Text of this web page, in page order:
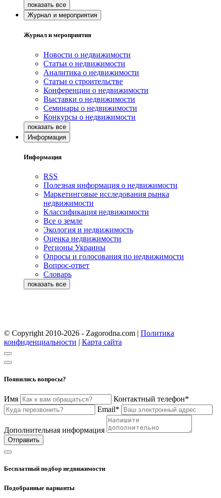
Журнал и мероприятия
Журнал и мероприятия
Новости о недвижимости
Статьи о недвижимости
Аналитика о недвижимости
Статьи о строительстве
Конференции о недвижимости
Выставки о недвижимости
Семинары о недвижимости
Конкурсы о недвижимости
Информация
Информация
RSS
Полезная информация о недвижимости
Маркетинговые исследования рынка
недвижимости
Классификация недвижимости
Все о земле
Экология и недвижимость
Оценка недвижимости
Регионы Украины
Опросы и голосования по недвижимости
Вопрос-ответ
Словарь
© Copyright 2010-2026 - Zagorodna.com | Политика
конфиденциальности | Карта сайта
Появились вопросы?
Имя
Контактный телефон*
Email*
Дополнительная информация
Отправить
Бесплатный подбор недвижимости
Подобранные варианты